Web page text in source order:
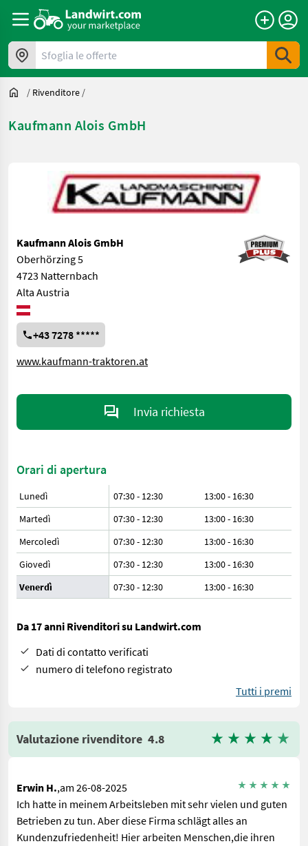
Sfoglia le offerte
/ Rivenditore /
Kaufmann Alois GmbH
Kaufmann Alois GmbH
Oberhörzing 5
4723 Natternbach
Alta Austria
+43 7278 *****
www.kaufmann-traktoren.at
Invia richiesta
Orari di apertura
Lunedì 07:30 - 12:30
13:00 - 16:30
Martedì
07:30 - 12:30
13:00 - 16:30
Mercoledì
07:30 - 12:30
13:00 - 16:30
Giovedì
07:30 - 12:30
13:00 - 16:30
Venerdì
07:30 - 12:30 13:00 - 16:30
Da 17 anni Rivenditori su Landwirt.com
Dati di contatto verificati
numero di telefono registrato
Tutti i premi
Valutazione rivenditore 4.8
Erwin H.,am 26-08-2025
Ich hatte in meinem Arbeitsleben mit sehr vielen und guten
Betrieben zu tun. Aber diese Firma schlägt alles an
Kundenzufriedenheit! Hier arbeiten Menschen,die ihren